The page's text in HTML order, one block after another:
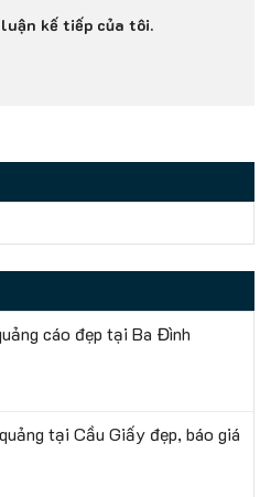
kế tiếp của tôi.
cáo đẹp tại Ba Đình
tại Cầu Giấy đẹp, báo giá